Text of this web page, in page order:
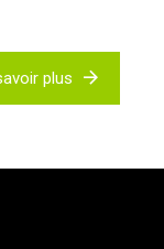
plus